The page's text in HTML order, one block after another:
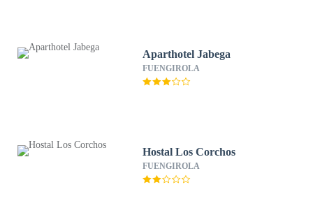
Aparthotel Jabega
FUENGIROLA
Hostal Los Corchos
FUENGIROLA